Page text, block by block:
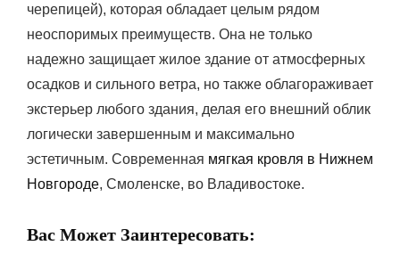
черепицей), которая обладает целым рядом
неоспоримых преимуществ. Она не только
надежно защищает жилое здание от атмосферных
осадков и сильного ветра, но также облагораживает
экстерьер любого здания, делая его внешний облик
логически завершенным и максимально
эстетичным. Современная мягкая кровля в Нижнем
Новгороде, Смоленске, во Владивостоке.
Вас Может Заинтересовать: